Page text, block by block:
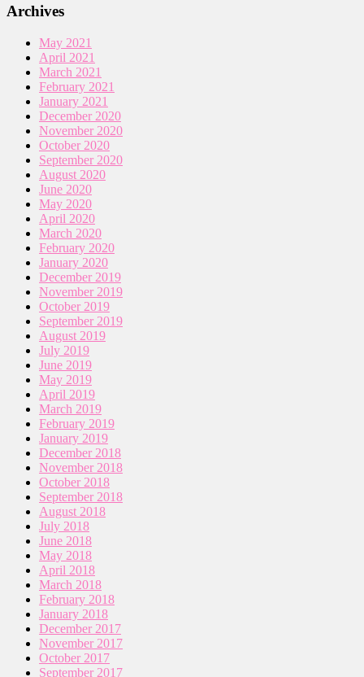
Archives
May 2021
April 2021
March 2021
February 2021
January 2021
December 2020
November 2020
October 2020
September 2020
August 2020
June 2020
May 2020
April 2020
March 2020
February 2020
January 2020
December 2019
November 2019
October 2019
September 2019
August 2019
July 2019
June 2019
May 2019
April 2019
March 2019
February 2019
January 2019
December 2018
November 2018
October 2018
September 2018
August 2018
July 2018
June 2018
May 2018
April 2018
March 2018
February 2018
January 2018
December 2017
November 2017
October 2017
September 2017